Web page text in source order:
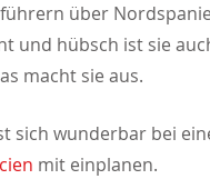
über
und hübsch ist sie
macht sie aus.
sich wunderbar bei
mit einplanen.